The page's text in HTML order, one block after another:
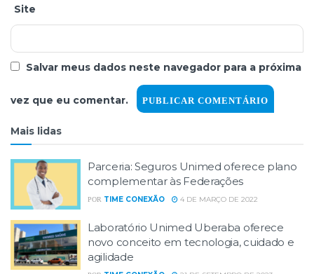
Site
Salvar meus dados neste navegador para a próxima
vez que eu comentar.
Mais lidas
Parceria: Seguros Unimed oferece plano
complementar às Federações
POR TIME CONEXÃO 4 DE MARÇO DE 2022
Laboratório Unimed Uberaba oferece
novo conceito em tecnologia, cuidado e
agilidade